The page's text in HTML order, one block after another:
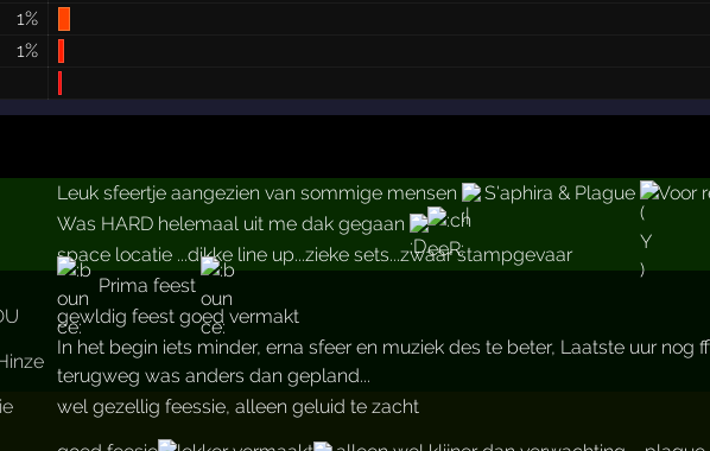
1%
1%
Leuk sfeertje aangezien van sommige mensen S'aphira & Plague Voor
Was HARD helemaal uit me dak gegaan
space locatie ...dikke line up...zieke sets...zwaar stampgevaar
Prima feest
gewldig feest goed vermakt
In het begin iets minder, erna sfeer en muziek des te beter, Laatste uur nog
terugweg was anders dan gepland...
wel gezellig feessie, alleen geluid te zacht